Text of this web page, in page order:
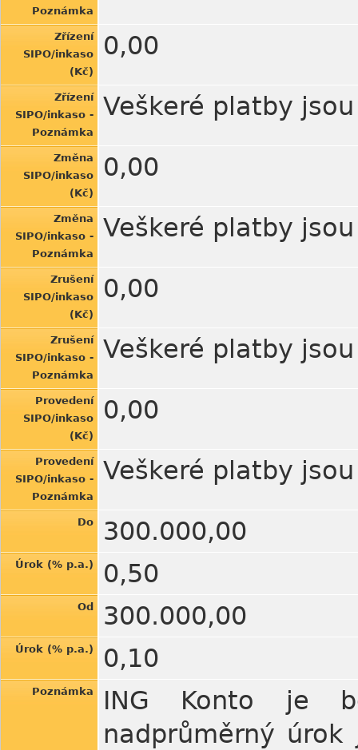
Poznámka
Zřízení
SIPO/inkaso
(Kč)
0,00
Zřízení
SIPO/inkaso -
Poznámka
Veškeré platby
Změna
SIPO/inkaso
(Kč)
0,00
Změna
SIPO/inkaso -
Poznámka
Veškeré platby
Zrušení
SIPO/inkaso
(Kč)
0,00
Zrušení
SIPO/inkaso -
Poznámka
Veškeré platby
Provedení
SIPO/inkaso
(Kč)
0,00
Provedení
SIPO/inkaso -
Poznámka
Veškeré platby
Do 300.000,00
Úrok (% p.a.) 0,50
Od 300.000,00
Úrok (% p.a.) 0,10
Poznámka
ING Konto je
nadprůměrný